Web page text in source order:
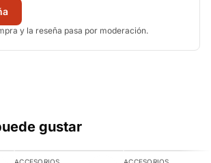
y la reseña pasa por moderación.
gustar
AGREGAR